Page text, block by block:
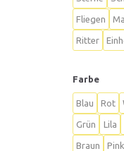
Fliegen
Ritter
Farbe
Blau Rot
Grün Lila
Braun Pink